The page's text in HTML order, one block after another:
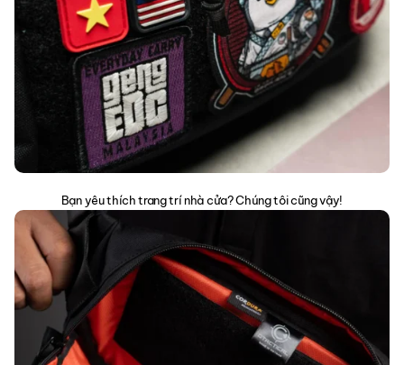
Bạn yêu thích trang trí nhà cửa? Chúng tôi cũng vậy!